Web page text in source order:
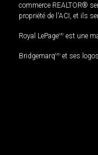
commerce REALTOR®
propriété de l'ACI, et ils
Royal LePageMD est une
BridgemarqMD et ses